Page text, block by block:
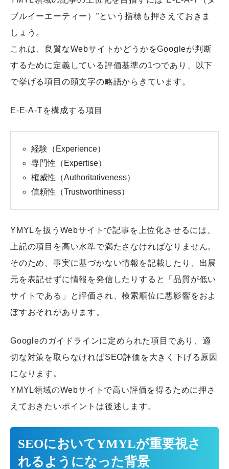
ブルイーエーティー）”という指標も押さえておきま
しょう。
これは、良質なWebサイトかどうかをGoogleが判断
するために定義している評価基準の1つであり、以下
で挙げる項目の頭文字の略語からきています。
E-E-A-Tを構成する項目
経験（Experience）
専門性（Expertise）
権威性（Authoritativeness）
信頼性（Trustworthiness）
YMYLを扱うWebサイトで記事を上位化させるには、
上記の項目を高い水準で満たさなければなりません。
そのため、事実に基づかない情報を記載したり、出展
元を表記せずに情報を発信したりすると「品質が低い
サイトである」と評価され、検索順位に悪影響をおよ
ぼすおそれがあります。
Googleのガイドラインに定められた項目であり、適
切な対策を取らなければSEO評価を大きく下げる原因
になります。
YMYL領域のWebサイトで高い評価を得るために押さ
えておきたいポイントは後述します。
SEOにおいてYMYLが重要視さ
れるようになった背景